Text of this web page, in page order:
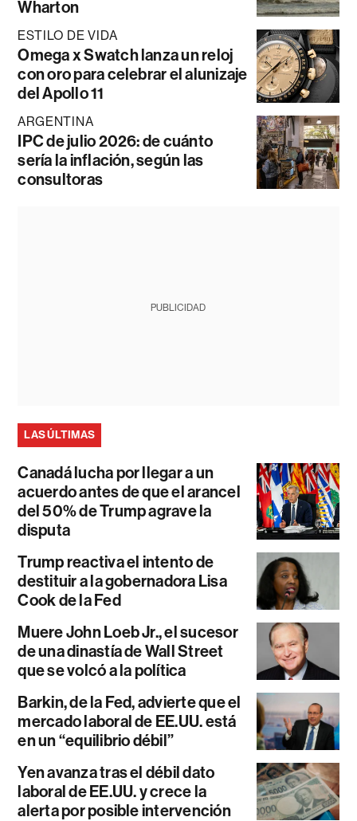
Wharton
ESTILO DE VIDA
Omega x Swatch lanza un reloj
con oro para celebrar el alunizaje
del Apollo 11
ARGENTINA
IPC de julio 2026: de cuánto
sería la inflación, según las
consultoras
PUBLICIDAD
LAS ÚLTIMAS
Canadá lucha por llegar a un
acuerdo antes de que el arancel
del 50% de Trump agrave la
disputa
Trump reactiva el intento de
destituir a la gobernadora Lisa
Cook de la Fed
Muere John Loeb Jr., el sucesor
de una dinastía de Wall Street
que se volcó a la política
Barkin, de la Fed, advierte que el
mercado laboral de EE.UU. está
en un “equilibrio débil”
Yen avanza tras el débil dato
laboral de EE.UU. y crece la
alerta por posible intervención